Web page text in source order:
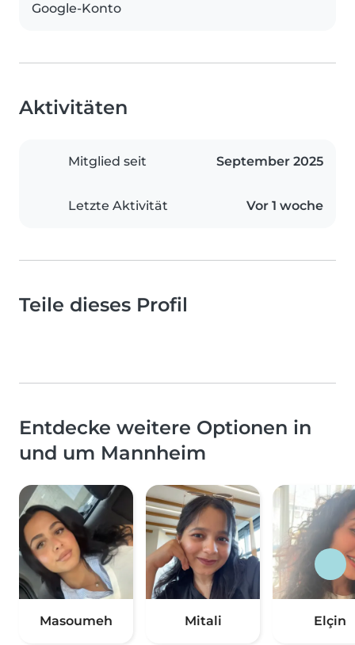
Google-Konto
Aktivitäten
Mitglied seit September 2025
Letzte Aktivität Vor 1 woche
Teile dieses Profil
Entdecke weitere Optionen in
und um Mannheim
Masoumeh Mitali Elçin